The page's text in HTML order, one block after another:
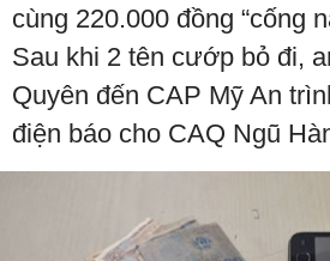
cùng 220.000 đồng “cống
Sau khi 2 tên cướp bỏ đi,
Quyên đến CAP Mỹ An
điện báo cho CAQ Ngũ